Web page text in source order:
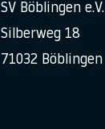
SV Böblingen e.V.
Silberweg 18
71032 Böblingen